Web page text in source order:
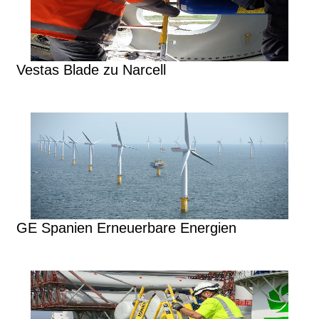
Vestas Blade zu Narcell
GE Spanien Erneuerbare Energien